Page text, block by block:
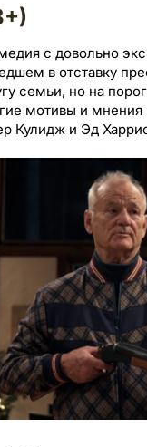
с довольно
в отставку
семьи, но на
мотивы и
Кулидж и Эд